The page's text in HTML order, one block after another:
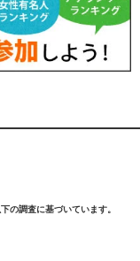
の調査に基づいています。